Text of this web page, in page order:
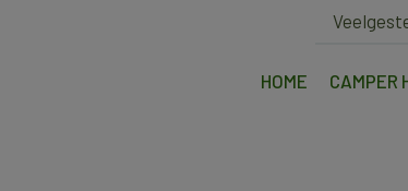
HOME CAMPER